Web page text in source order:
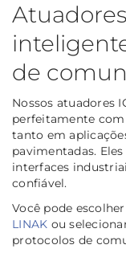
de
Nossos atuadores
perfeitamente
tanto em
pavimentadas.
interfaces
confiável.
Você pode escolher
LINAK ou
protocolos de